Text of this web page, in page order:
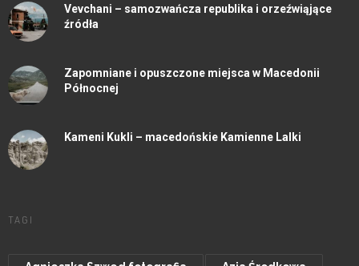
Vevchani – samozwańcza republika i orzeźwiąjące
źródła
Zapomniane i opuszczone miejsca w Macedonii
Północnej
Kameni Kukli – macedońskie Kamienne Lalki
TAGI